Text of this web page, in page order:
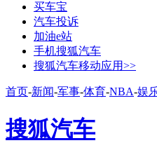
买车宝
汽车投诉
加油e站
手机搜狐汽车
搜狐汽车移动应用>>
首页-新闻-军事-体育-NBA-娱
搜狐汽车